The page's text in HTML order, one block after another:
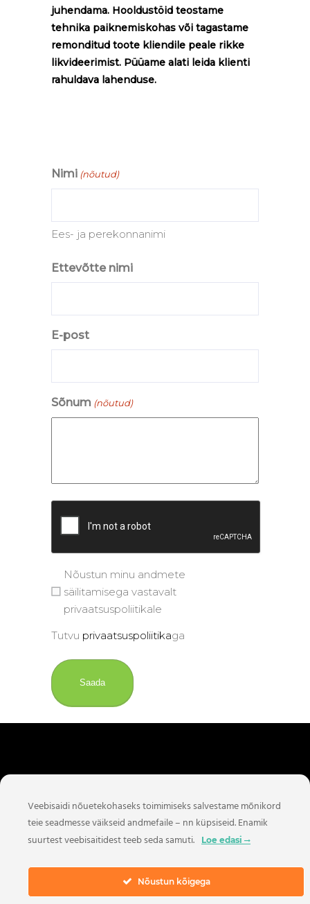
juhendama. Hooldustöid teostame
tehnika paiknemiskohas või tagastame
remonditud toote kliendile peale rikke
likvideerimist. Püüame alati leida klienti
rahuldava lahenduse.
Nimi (nõutud)
Ees- ja perekonnanimi
Ettevõtte nimi
E-post
Sõnum (nõutud)
Tutvu
privaatsuspoliitikaga
Nõustun minu andmete
säilitamisega vastavalt
privaatsuspoliitikale
Tutvu privaatsuspoliitikaga
Veebisaidi nõuetekohaseks toimimiseks salvestame mõnikord
teie seadmesse väikseid andmefaile – nn küpsiseid. Enamik
suurtest veebisaitidest teeb seda samuti.
Loe edasi
Nõustun kõigega